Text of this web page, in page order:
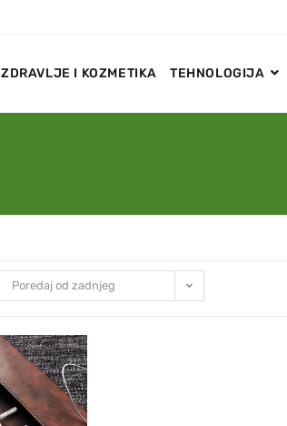
ZDRAVLJE I KOZMETIKA TEHNOLOGIJA
Poredaj od zadnjeg